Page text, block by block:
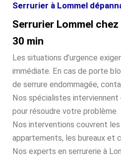
Serrurier à Lommel
Serrurier Lommel
30 min
Les situations d’urgence
immédiate. En cas de porte
de serrure endommagée,
Nos spécialistes interviennent
pour résoudre votre problème.
Nos interventions couvrent les
appartements, les bureaux et
Nos experts en serrurerie à